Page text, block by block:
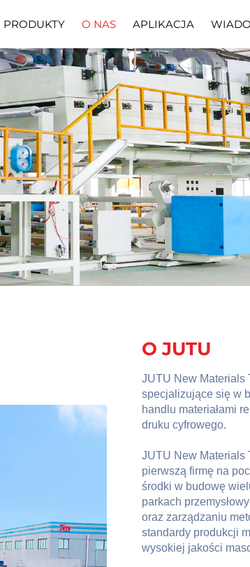
PRODUKTY O NAS
Profil Firmy Pobierz
APLIKACJA
O JUTU
JUTU New Materials
specjalizujące się w
handlu materiałami
druku cyfrowego.
JUTU New Materials
pierwszą firmę na
środki w budowę
parkach
oraz zarządzaniu
standardy produkcji
wysokiej jakości